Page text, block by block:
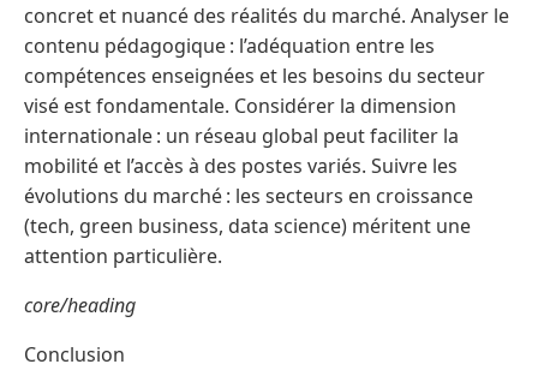
concret et nuancé des réalités du marché. Analyser le
contenu pédagogique : l’adéquation entre les
compétences enseignées et les besoins du secteur
visé est fondamentale. Considérer la dimension
internationale : un réseau global peut faciliter la
mobilité et l’accès à des postes variés. Suivre les
évolutions du marché : les secteurs en croissance
(tech, green business, data science) méritent une
attention particulière.
core/heading
Conclusion